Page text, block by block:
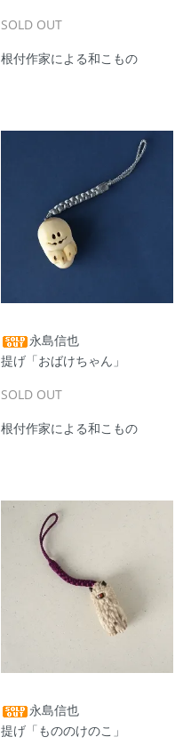
SOLD OUT
根付作家による和こもの
永島信也
提げ「おばけちゃん」
SOLD OUT
根付作家による和こもの
永島信也
提げ「もののけのこ」